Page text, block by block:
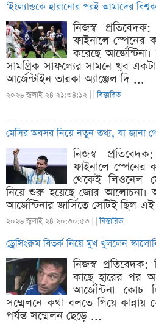
‘ইংল্যান্ডকে হারানোর পরই আমাদের
নিজস্ব
ফাইনালে স্পেনের
করেছে
সামগ্রিক সাফল্যের সামনে খুব
আর্জেন্টাইন তারকা অ্যাঞ্জেল দি ...
২০২৬ জুলাই ২৪ ২১:৩৪:১২ | |বিস্তারিত
মেসির অবসর নিয়ে নতুন তথ্য, যা জানা
নিজস্ব
ফাইনালে স্পেনের
থেকেই লিওনেল
নিয়ে শুরু হয়েছে জোর আলোচনা।
আর্জেন্টিনার জার্সিতে সেটিই ছিল
২০২৬ জুলাই ২৪ ২০:৩০:৫৩ | |বিস্তারিত
ড্রেসিংরুম বিতর্ক নিয়ে মুখ খুললেন
নিজস্ব প্রতিবেদক:
কাছে হারের পর
আর্জেন্টিনা কোচ
সম্মেলনে কথা বলতে গিয়ে
পর্যন্ত সম্মেলন ছেড়ে ...